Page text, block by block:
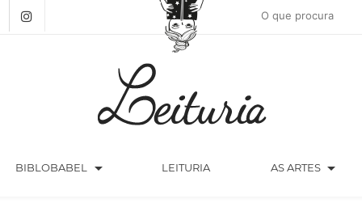
BIBLOBABEL arrow_drop_down LEITURIA AS ARTES arrow_drop_down